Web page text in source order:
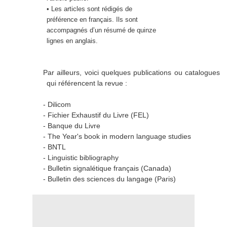
• Les articles sont rédigés de
préférence en français. Ils sont
accompagnés d’un résumé de quinze
lignes en anglais.
Par ailleurs, voici quelques publications ou catalogues
qui référencent la revue :
- Dilicom
- Fichier Exhaustif du Livre (FEL)
- Banque du Livre
- The Year's book in modern language studies
- BNTL
- Linguistic bibliography
- Bulletin signalétique français (Canada)
- Bulletin des sciences du langage (Paris)